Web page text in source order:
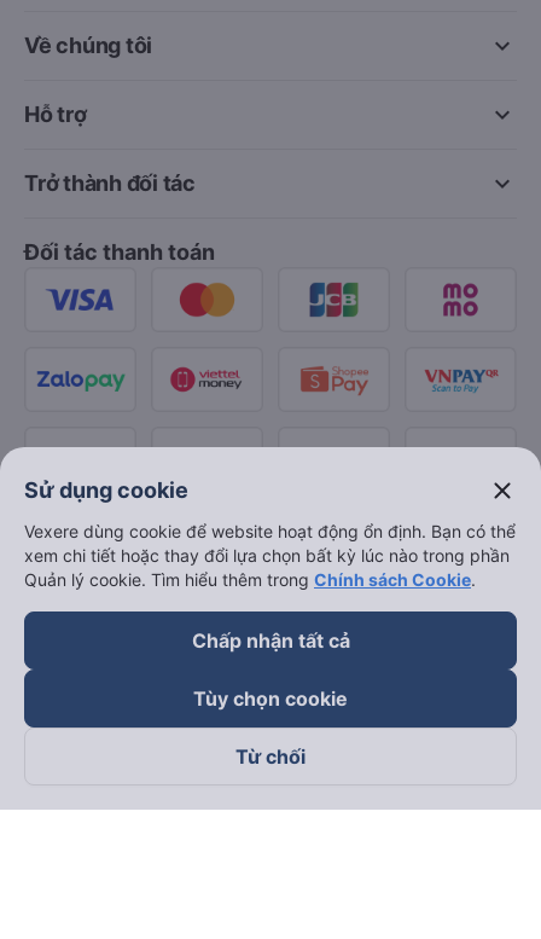
keyboard_arrow_down
Về chúng tôi
keyboard_arrow_down
Hỗ trợ
keyboard_arrow_down
Trở thành đối tác
Đối tác thanh toán
Theo dõi chúng tôi trên
Sử dụng cookie close
Vexere dùng cookie để website hoạt động ổn định. Bạn có thể
xem chi tiết hoặc thay đổi lựa chọn bất kỳ lúc nào trong phần
Quản lý cookie. Tìm hiểu thêm trong Chính sách Cookie.
Chấp nhận tất cả
Tùy chọn cookie
Từ chối